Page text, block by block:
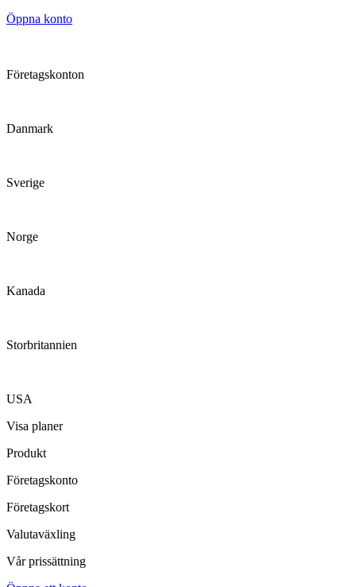
Öppna konto
Företagskonton
Danmark
Sverige
Norge
Kanada
Storbritannien
USA
Visa planer
Produkt
Företagskonto
Företagskort
Valutaväxling
Vår prissättning